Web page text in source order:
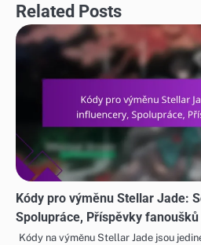
Related Posts
Kódy pro výměnu Stellar Jade:
Spolupráce, Příspěvky fanoušků
Kódy na výměnu Stellar Jade jsou